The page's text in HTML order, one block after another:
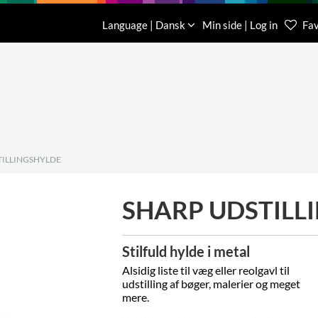
Language | Dansk Min side | Log in
76 78
SHARP
Stilfuld hylde i metal
Alsidig liste til væg eller reolgavl til
udstilling af bøger, malerier og meget
mere.